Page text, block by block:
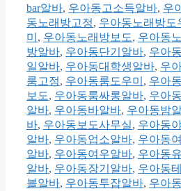
bar알바, 우아동고소득알바, 우
동노래방고정, 우아동노래방도
미 , 우아동노래방보도, 우아동
방알바, 우아동단기알바, 우아
일알바, 우아동대학생알바, 우
룸고정, 우아동룸도우미 , 우아
보도, 우아동룸싸롱알바, 우아
알바, 우아동바알바, 우아동밤
바, 우아동보도사무실, 우아동
알바, 우아동업소알바, 우아동
알바, 우아동여우알바, 우아동
알바, 우아동장기알바, 우아동테
블알바, 우아동투잡알바, 우아